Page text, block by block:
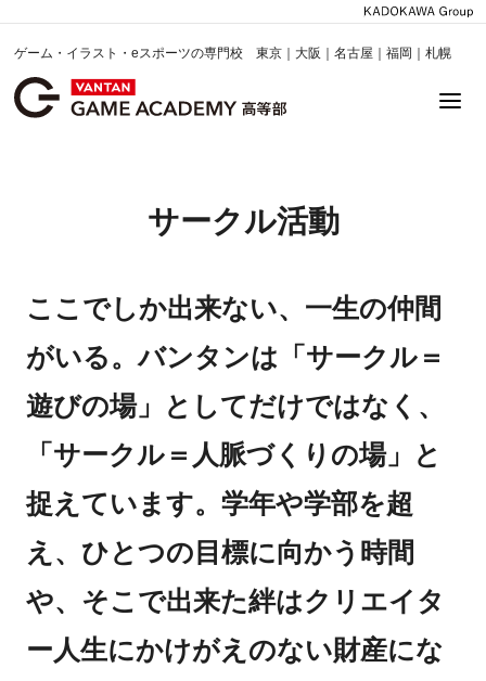
ゲーム・イラスト・eスポーツの専門校 東京｜大阪｜名古屋｜福岡｜札幌
サークル活動
ここでしか出来ない、一生の仲間
がいる。バンタンは「サークル＝
遊びの場」としてだけではなく、
「サークル＝人脈づくりの場」と
捉えています。学年や学部を超
え、ひとつの目標に向かう時間
や、そこで出来た絆はクリエイタ
ー人生にかけがえのない財産にな